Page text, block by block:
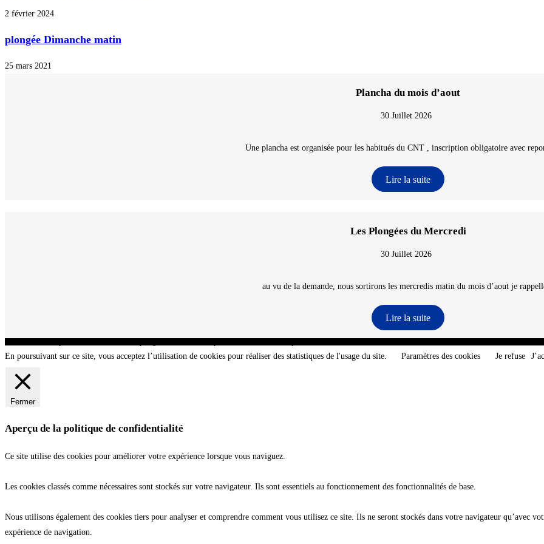
2 février 2024
plongée Dimanche matin
25 mars 2021
Plancha du mois d’aout
30 Juillet 2026
Une plancha est organisée pour les habitués du CNT , inscription obligatoire avec
Lire la suite
Les Plongées du Mercredi
30 Juillet 2026
au vu de la demande, nous sortirons les mercredis matin du mois d’aout je
Lire la suite
En poursuivant sur ce site, vous acceptez l’utilisation de cookies pour réaliser des statistiques de l'usage du site. Paramètres des cookies Je refuse
Fermer
Aperçu de la politique de confidentialité
Ce site utilise des cookies pour améliorer votre expérience lorsque vous naviguez.
Les cookies classés comme nécessaires sont stockés sur votre navigateur. Ils sont essentiels au fonctionnement des fonctionnalités de base.
Nous utilisons également des cookies tiers pour analyser et comprendre comment vous utilisez ce site. Ils ne seront stockés dans votre navigateur qu’avec
expérience de navigation.